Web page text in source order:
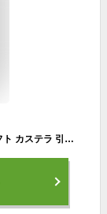
[ 引っ越し挨拶ギフト 引っ越し 挨拶 お菓子 プチギフト カステラ 引越し 粗品 お礼 のし付き 熨斗 品物 手土産 異動 転勤 御挨拶 引っ越し挨拶品 引っ越しギフト 挨拶回り 引っ越しの挨拶 大量注文 ] 長崎カステラ0.6号 T600